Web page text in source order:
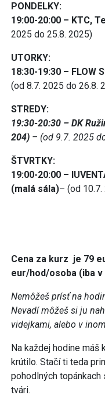
PONDELKY:
19:00-20:00 – KTC,
2025 do 25.8. 2025)
UTORKY:
18:30-19:30 – FLOW
(od 8.7. 2025 do 26.8.
STREDY:
19:30-20:30 – DK
204) – (od 9.7. 2025
ŠTVRTKY:
19:00-20:00 –
(malá sála)– (od
Cena za kurz je 79
eur/hod/osoba (iba
Nemôžeš prísť na
Nevadí môžeš si ju
videjkami, alebo v
Na každej hodine
krútilo. Stačí ti teda
pohodlných topánkach
tvári.